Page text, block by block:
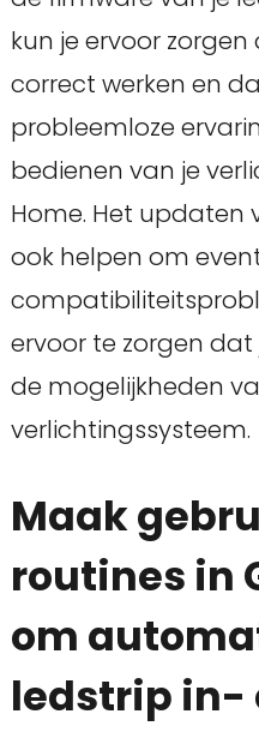
kun je ervoor
correct werken en
probleemloze
bedienen van je
Home. Het updaten
ook helpen om
ervoor te zorgen
de mogelijkheden
verlichtingssysteem.
Maak
routines in
om
ledstrip in-